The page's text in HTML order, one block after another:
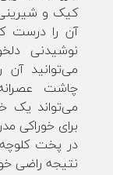
کیک و
آن را درست
نوشیدنی
می‌توانید آن
چاشت
می‌تواند یک
برای خوراکی
در پخت کلوچه
نتیجه راضی